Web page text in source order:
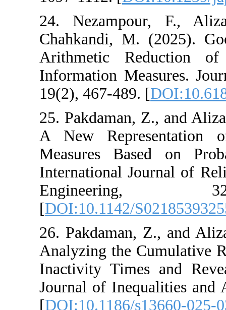
24.
Chahkandi, M.
Arithmetic
Information
19(2), 467-489. [
25. Pakdaman,
A New
Measures
International
[DOI:10.1142/
26. Pakdaman,
Analyzing the
Inactivity Times
Journal of
[DOI:10.1186/